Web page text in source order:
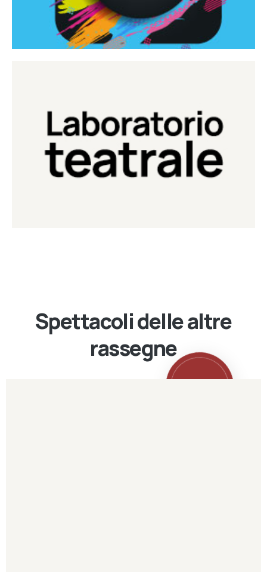
Laboratorio Teatrale
Laboratorio di teatro del Teatro Eduardo de Filippo
Continua
Spettacoli delle altre
rassegne